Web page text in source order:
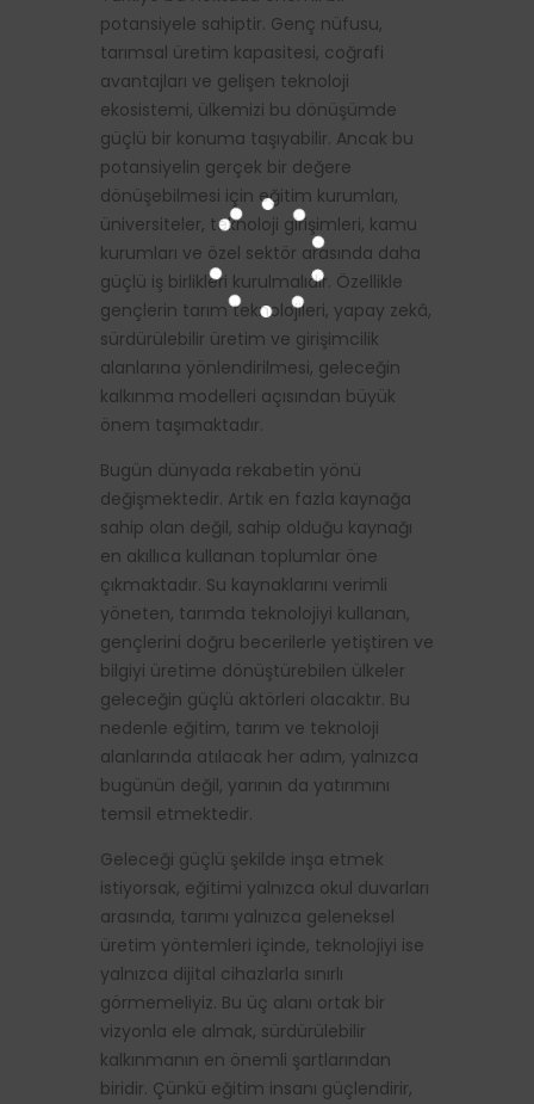
potansiyele sahiptir. Genç nüfusu,
tarımsal üretim kapasitesi, coğrafi
avantajları ve gelişen teknoloji
ekosistemi, ülkemizi bu dönüşümde
güçlü bir konuma taşıyabilir. Ancak bu
potansiyelin gerçek bir değere
dönüşebilmesi için eğitim kurumları,
üniversiteler, teknoloji girişimleri, kamu
kurumları ve özel sektör arasında daha
güçlü iş birlikleri kurulmalıdır. Özellikle
gençlerin tarım teknolojileri, yapay zekâ,
sürdürülebilir üretim ve girişimcilik
alanlarına yönlendirilmesi, geleceğin
kalkınma modelleri açısından büyük
önem taşımaktadır.
Bugün dünyada rekabetin yönü
değişmektedir. Artık en fazla kaynağa
sahip olan değil, sahip olduğu kaynağı
en akıllıca kullanan toplumlar öne
çıkmaktadır. Su kaynaklarını verimli
yöneten, tarımda teknolojiyi kullanan,
gençlerini doğru becerilerle yetiştiren ve
bilgiyi üretime dönüştürebilen ülkeler
geleceğin güçlü aktörleri olacaktır. Bu
nedenle eğitim, tarım ve teknoloji
alanlarında atılacak her adım, yalnızca
bugünün değil, yarının da yatırımını
temsil etmektedir.
Geleceği güçlü şekilde inşa etmek
istiyorsak, eğitimi yalnızca okul duvarları
arasında, tarımı yalnızca geleneksel
üretim yöntemleri içinde, teknolojiyi ise
yalnızca dijital cihazlarla sınırlı
görmemeliyiz. Bu üç alanı ortak bir
vizyonla ele almak, sürdürülebilir
kalkınmanın en önemli şartlarından
biridir. Çünkü eğitim insanı güçlendirir,